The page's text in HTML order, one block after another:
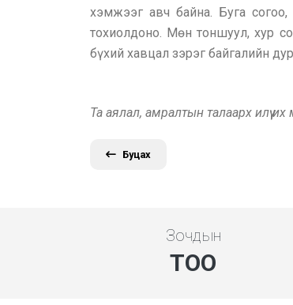
хэмжээг авч байна. Буга согоо,
тохиолдоно. Мөн тоншуул, хур
бүхий хавцал зэрэг байгалийн
Та аялал, амралтын талаарх илүү
Буцах
Зочдын
ТОО